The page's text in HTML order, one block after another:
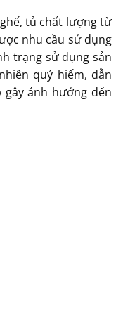
tủ chất lượng từ
nhu cầu sử dụng
trạng sử dụng sản
quý hiếm, dẫn
ảnh hưởng đến